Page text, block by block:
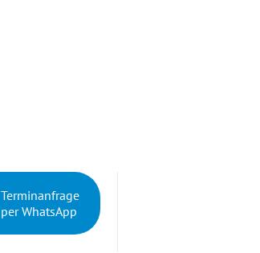
Terminanfrage
per WhatsApp